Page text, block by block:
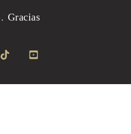
Gracias